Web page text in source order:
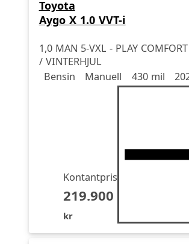
Toyota
Aygo X 1.0 VVT-i
1,0 MAN 5-VXL - PLAY
/ VINTERHJUL
Drivmedel
Bensin
DrivmedelManuell
Miltal 430 mil
årsmodell
Kontantpris
219.900
kr